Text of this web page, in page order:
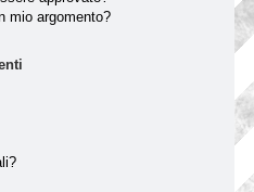
mio argomento?